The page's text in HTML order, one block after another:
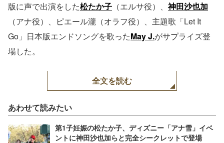
版に声で出演をした松たか子 （エルサ役）、神田沙也加
（アナ役）、ピエール瀧（オラフ役）、主題歌「Let It
Go」日本版エンドソングを歌ったMay J.がサプライズ登
場した。
全文を読む
あわせて読みたい
第1子妊娠の松たか子、ディズニー「アナ雪」イベ
ントに神田沙也加らと完全シークレットで登場